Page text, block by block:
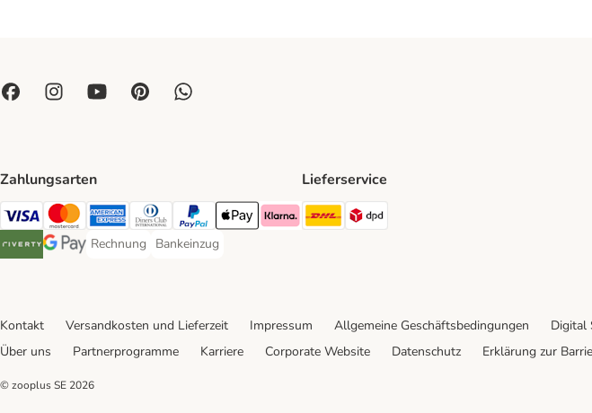
Zahlungsarten
Visa Payment Method
Mastercard Payment Method
American Express Payment Method
Diners Club Payment Method
PayPal Payment Method
Apple Pay Payment Method
Klarna Payment Method
Riverty Payment Method
Google Pay Payment Method
Rechnung
Rechnung Payment Method
Bankeinzug
Bankeinzug Payment Method
Lieferservice
DHL Shipping Method
Kontakt Versandkosten und Lieferzeit Impressum Allgemeine Geschäftsbedingungen Digital
Über uns
Partnerprogramme Karriere Corporate Website Datenschutz Erklärung zur
© zooplus SE 2026